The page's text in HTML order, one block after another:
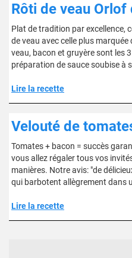
Rôti de veau Orlof
Plat de tradition par excellence,
de veau avec celle plus
veau, bacon et gruyère sont les
préparation de sauce soubise à
Lire la recette
Velouté de
Tomates + bacon = succès
vous allez régaler tous vos
manières. Notre avis: "de
qui barbotent allègrement dans
Lire la recette